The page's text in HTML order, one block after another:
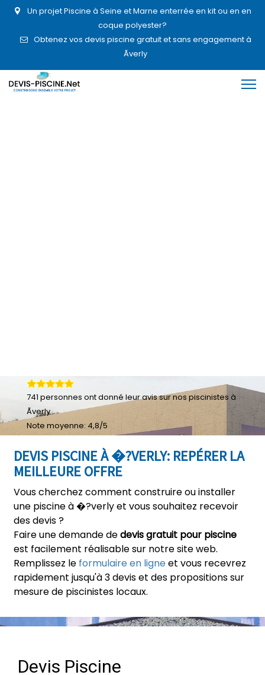
Un projet Piscine à Seine et Marne enterrée en kit ou en en
coque polyester?
Obtenez vos devis piscine gratuit et sans engagement à
Ãverly
DEVIS PISCINE À �?VERLY: REPÉRER LA
MEILLEURE OFFRE
Vous cherchez comment construire ou installer
une piscine à �?verly et vous souhaitez recevoir
des devis ?
Faire une demande dedevis gratuit pour piscine
est facilement réalisable sur notre site web.
Remplissez le formulaire en ligneet vous recevrez
rapidement jusqu'à 3 devis et des propositions sur
mesure de piscinistes locaux.
741 personnes ont donné leuravis sur nos piscinistes à
Ãverly
Note moyenne: 4,8/5
Devis Piscine